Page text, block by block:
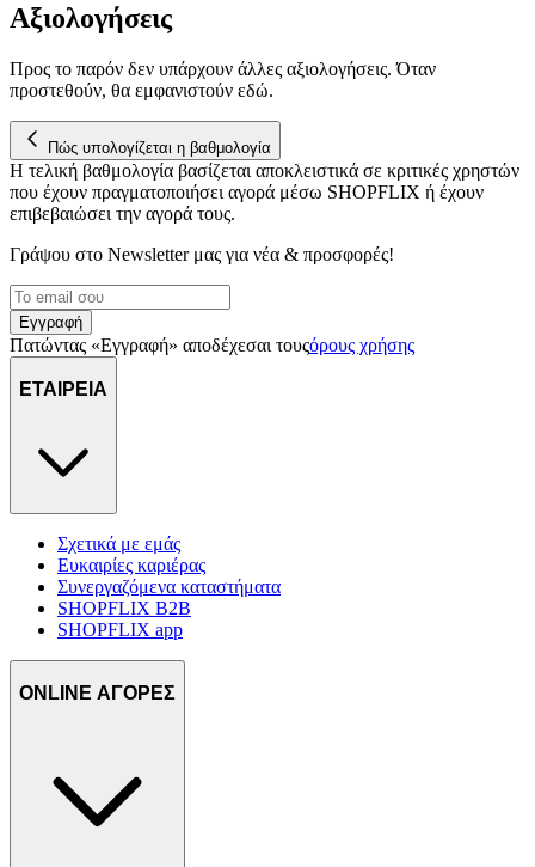
Αξιολογήσεις
Προς το παρόν δεν υπάρχουν άλλες αξιολογήσεις. Όταν
προστεθούν, θα εμφανιστούν εδώ.
Πώς υπολογίζεται η βαθμολογία
Η τελική βαθμολογία βασίζεται αποκλειστικά σε κριτικές χρηστών
που έχουν πραγματοποιήσει αγορά μέσω SHOPFLIX ή έχουν
επιβεβαιώσει την αγορά τους.
Γράψου στο Νewsletter μας για νέα & προσφορές!
Εγγραφή
Πατώντας «Εγγραφή» αποδέχεσαι τουςόρους χρήσης
ΕΤΑΙΡΕΙΑ
Σχετικά με εμάς
Ευκαιρίες καριέρας
Συνεργαζόμενα καταστήματα
SHOPFLIX B2B
SHOPFLIX app
ONLINE ΑΓΟΡΕΣ